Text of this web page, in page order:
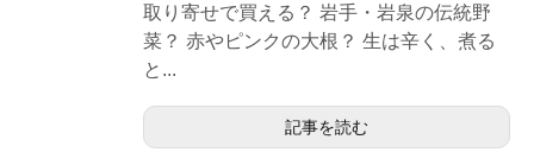
取り寄せで買える？ 岩手・岩泉の伝統野
菜？ 赤やピンクの大根？ 生は辛く、煮る
と...
記事を読む